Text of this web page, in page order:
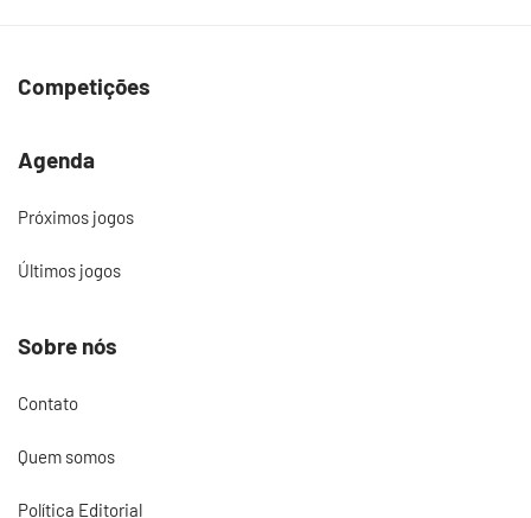
Competições
Agenda
Próximos jogos
Últimos jogos
Sobre nós
Contato
Quem somos
Política Editorial